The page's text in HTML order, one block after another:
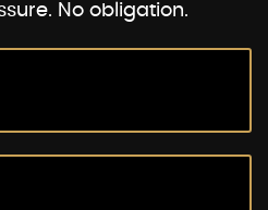
No obligation.